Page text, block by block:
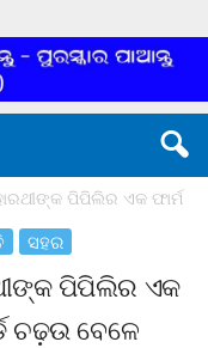
ପିପିଲିର ଏକ ଫାର୍ମ
ସହର
ପିପିଲିର ଏକ
ଚଢ଼ଉ ବେଳେ